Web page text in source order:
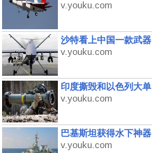
v.youku.com
沙特看上中国一款武器
v.youku.com
印度撕毁和以色列大单
v.youku.com
巴基斯坦获得水下神器
v.youku.com